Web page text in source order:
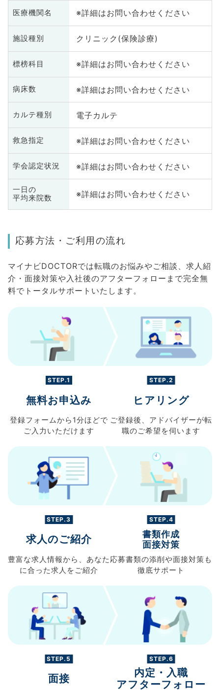
医療機関名 ※詳細はお問い合わせください
施設種別 クリニック(保険診療)
標榜科目 ※詳細はお問い合わせください
病床数 ※詳細はお問い合わせください
カルテ種別 電子カルテ
救急指定 ※詳細はお問い合わせください
学会認定状況 ※詳細はお問い合わせください
一日の
平均来院数
※詳細はお問い合わせください
応募方法・ご利用の流れ
マイナビDOCTORでは転職のお悩みやご相談、求人紹
介・面接対策や入社後のアフターフォローまで完全無
料でトータルサポートいたします。
STEP.1
無料お申込み
登録フォームから 1分ほどで
ご入力 いただけます
STEP.2
ヒアリング
ご登録後、 アドバイザーが転
職のご希望を伺います
STEP.3
求人のご紹介
豊富な求人情報から、 あなた
に合った求人を ご紹介
STEP.4
書類作成
面接対策
応募書類の添削や面接対策も
徹底サポート
STEP.5
面接
STEP.6
内定・入職
アフターフォロー